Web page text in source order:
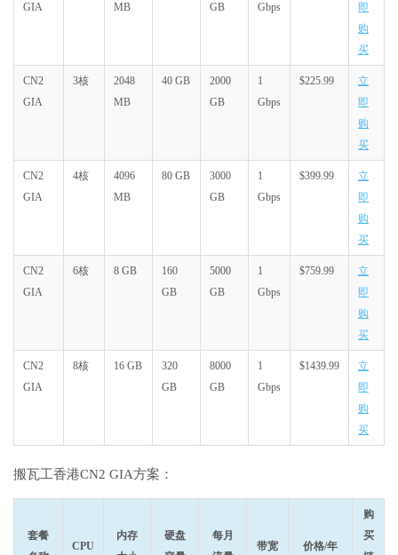
GIA
MB
GB
Gbps
即
购
买
CN2
GIA
3核
2048
MB
40 GB
2000
GB
1
Gbps
$225.99
立
即
购
买
CN2
GIA
4核
4096
MB
80 GB
3000
GB
1
Gbps
$399.99
立
即
购
买
CN2
GIA
6核 8 GB
160
GB
5000
GB
1
Gbps
$759.99
立
即
购
买
CN2
GIA
8核 16 GB
320
GB
8000
GB
1
Gbps
$1439.99
立
即
购
买
搬瓦工香港CN2 GIA方案：
套餐
CPU
内存
硬盘
每月
带宽 价格/年
购
买